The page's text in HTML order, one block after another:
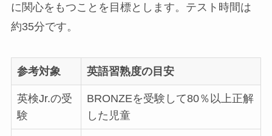
に関心をもつことを目標とします。テスト時間は
約35分です。
参考対象 英語習熟度の目安
英検Jr.の受
験
BRONZEを受験して80％以上正解
した児童